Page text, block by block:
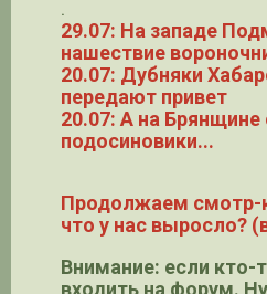
.
29.07: На западе
нашествие
20.07: Дубняки
передают привет
20.07: А на Брянщине
подосиновики...
Продолжаем смотр-
что у нас выросло?
Внимание: если кто-
входить на форум.